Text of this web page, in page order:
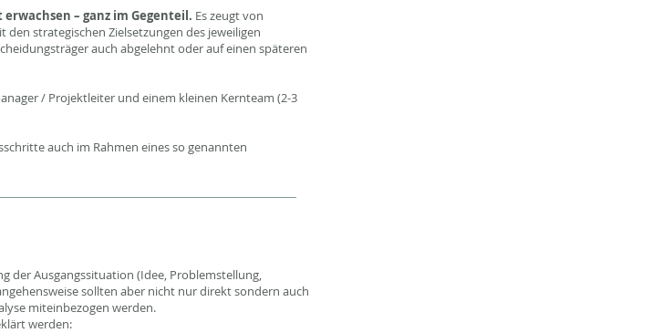
– ganz im Gegenteil. Es zeugt von
strategischen Zielsetzungen des jeweiligen
auch abgelehnt oder auf einen späteren
/ Projektleiter und einem kleinen Kernteam (2-3
auch im Rahmen eines so genannten
der Ausgangssituation (Idee, Problemstellung,
sollten aber nicht nur direkt sondern auch
miteinbezogen werden.
werden: